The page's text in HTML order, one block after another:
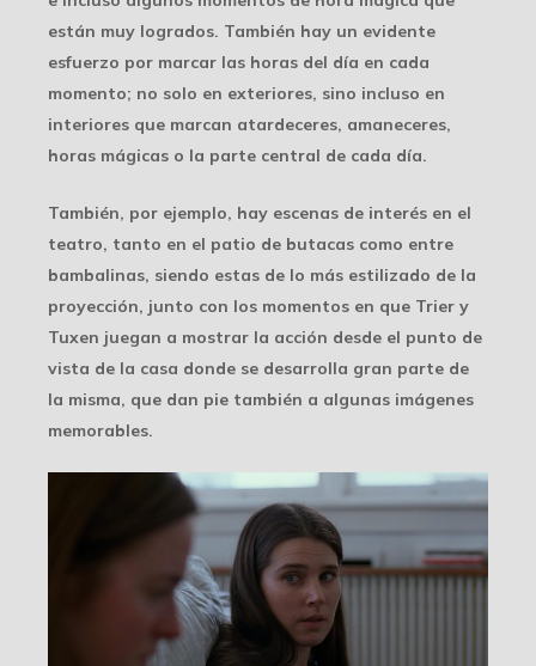
están muy logrados. También hay un evidente
esfuerzo por marcar las horas del día en cada
momento; no solo en exteriores, sino incluso en
interiores que marcan atardeceres, amaneceres,
horas mágicas o la parte central de cada día.
También, por ejemplo, hay escenas de interés en el
teatro, tanto en el patio de butacas como entre
bambalinas, siendo estas de lo más estilizado de la
proyección, junto con los momentos en que Trier y
Tuxen juegan a mostrar la acción desde el punto de
vista de la casa donde se desarrolla gran parte de
la misma, que dan pie también a algunas imágenes
memorables.